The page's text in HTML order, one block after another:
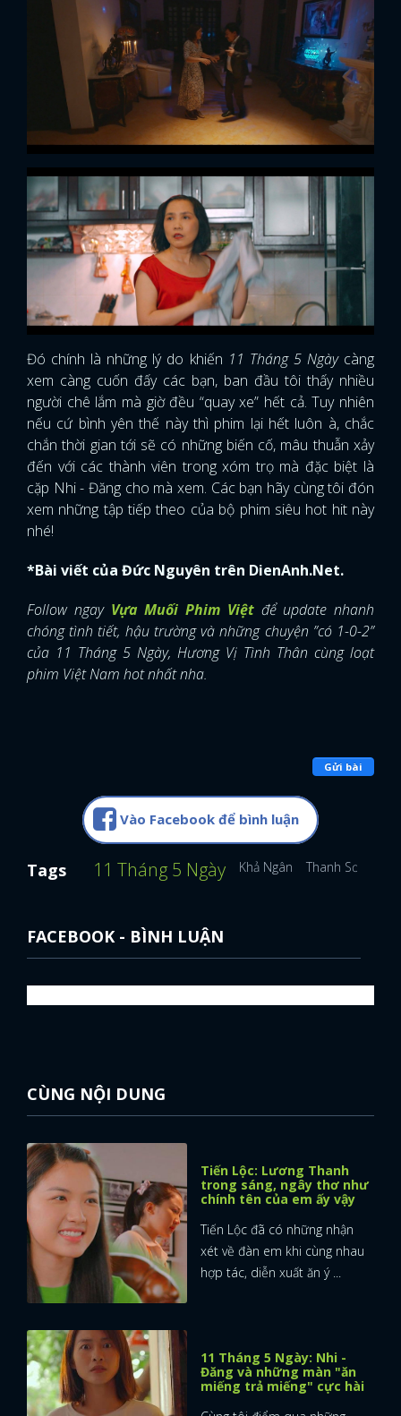
x
ĐĂNG NHẬP
Đó chính là những lý do khiến 11 Tháng 5 Ngàycàng
xem càng cuốn đấy các bạn, ban đầu tôi thấy nhiều
người chê lắm mà giờ đều “quay xe” hết cả. Tuy nhiên
nếu cứ bình yên thế này thì phim lại hết luôn à, chắc
chắn thời gian tới sẽ có những biến cố, mâu thuẫn xảy
đến với các thành viên trong xóm trọ mà đặc biệt là
cặp Nhi - Đăng cho mà xem. Các bạn hãy cùng tôi đón
xem những tập tiếp theo của bộ phim siêu hot hit này
nhé!
*Bài viết của Đức Nguyên trên DienAnh.Net.
Follow ngay Vựa Muối Phim Việtđể update nhanh
chóng tình tiết, hậu trường và những chuyện ”có 1-0-2”
của 11 Tháng 5 Ngày, Hương Vị Tình Thân cùng loạt
phim Việt Nam hot nhất nha.
Gửi bài
Vào Facebook để bình luận
Tags 11 Tháng 5 Ngày Khả Ngân Thanh Sơn
FACEBOOK - BÌNH LUẬN
CÙNG NỘI DUNG
Tiến Lộc: Lương Thanh
trong sáng, ngây thơ như
chính tên của em ấy vậy
Tiến Lộc đã có những nhận
xét về đàn em khi cùng nhau
hợp tác, diễn xuất ăn ý ...
11 Tháng 5 Ngày: Nhi -
Đăng và những màn "ăn
miếng trả miếng" cực hài